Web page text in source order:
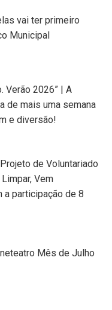
vai ter primeiro
Municipal
Verão 2026” | A
de mais uma semana
e diversão!
de Voluntariado
Vem
a participação de 8
Mês de Julho